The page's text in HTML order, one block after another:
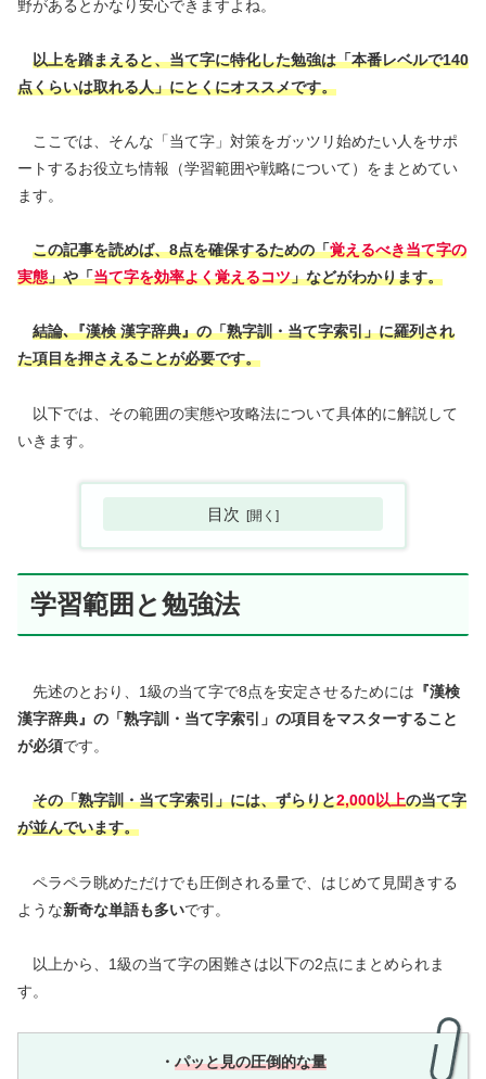
野があるとかなり安心できますよね。
以上を踏まえると、当て字に特化した勉強は「本番レベルで140
点くらいは取れる人」にとくにオススメです。
ここでは、そんな「当て字」対策をガッツリ始めたい人をサポ
ートするお役立ち情報（学習範囲や戦略について）をまとめてい
ます。
この記事を読めば、8点を確保するための「覚えるべき当て字の
実態」や「当て字を効率よく覚えるコツ」などがわかります。
結論､『漢検 漢字辞典』の「熟字訓・当て字索引」に羅列され
た項目を押さえることが必要です。
以下では、その範囲の実態や攻略法について具体的に解説して
いきます。
目次
学習範囲と勉強法
先述のとおり、1級の当て字で8点を安定させるためには 『漢検
漢字辞典』の「熟字訓・当て字索引」の項目をマスターすること
が必須です。
その「熟字訓・当て字索引」には、ずらりと2,000以上の当て字
が並んでいます。
ペラペラ眺めただけでも圧倒される量で、はじめて見聞きする
ような新奇な単語も多いです。
以上から、1級の当て字の困難さは以下の2点にまとめられま
す。
・ パッと見の圧倒的な量